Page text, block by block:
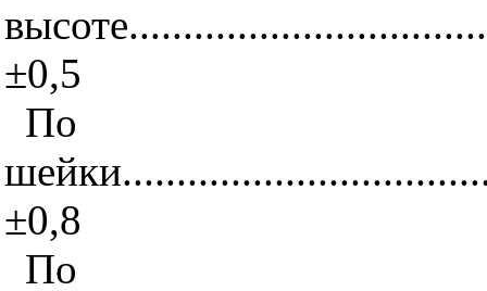
±0,5
По
±0,8
По